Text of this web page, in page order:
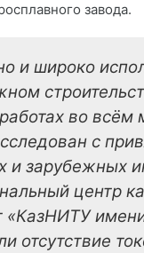
завода.
и широко
во
с
и зарубежных
центр
«КазНИТУ
отсутствие